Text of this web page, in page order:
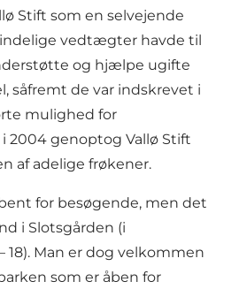
Stift som en selvejende
vedtægter havde til
og hjælpe ugifte
såfremt de var indskrevet i
mulighed for
2004 genoptog Vallø Stift
af adelige frøkener.
for besøgende, men det
i Slotsgården (i
18). Man er dog velkommen
som er åben for